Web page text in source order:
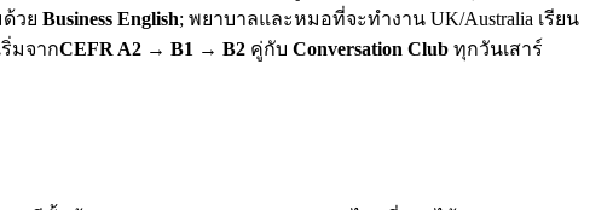
วย Business English; พยาบาลและหมอที่จะทำงาน UK/Australia เรียน
มจากCEFR A2 → B1 → B2 คู่กับ Conversation Club ทุกวันเสาร์